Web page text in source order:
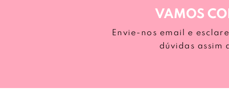
VAMOS
Envie-nos email e
dúvidas assim